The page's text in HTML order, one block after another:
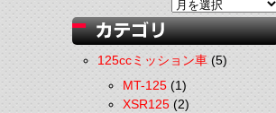
125ccミッション車(5)
MT-125(1)
XSR125(2)